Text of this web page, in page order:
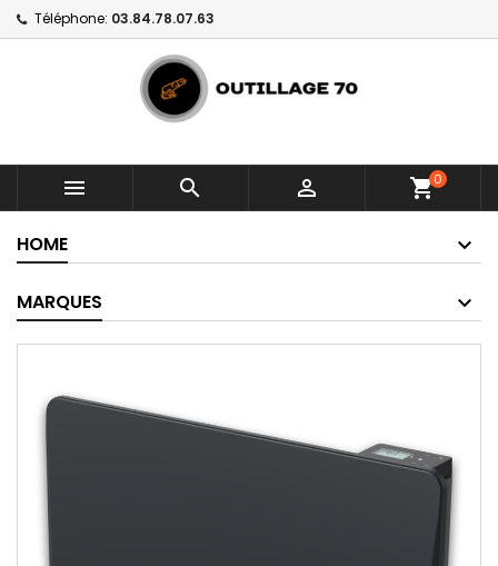
Téléphone: 03.84.78.07.63
   shopping_cart0
HOME
MARQUES